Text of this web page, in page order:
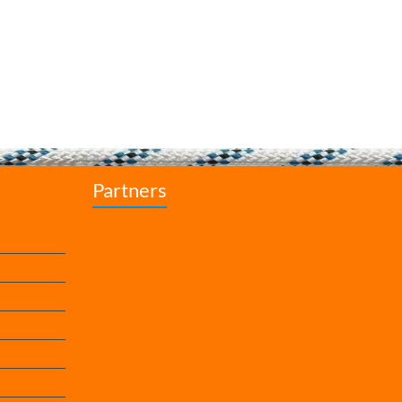
Partners